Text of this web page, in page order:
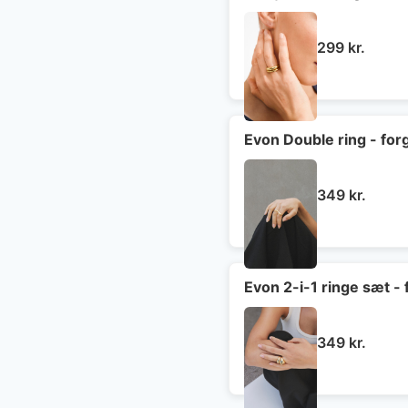
299 kr.
Evon Double ring -
349 kr.
Evon 2-i-1 ringe sæt -
349 kr.